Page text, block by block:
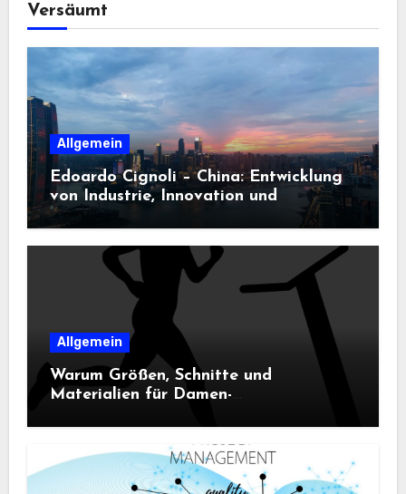
Versäumt
Allgemein
Edoardo Cignoli – China: Entwicklung
von Industrie, Innovation und
Technologie
Allgemein
Warum Größen, Schnitte und
Materialien für Damen-